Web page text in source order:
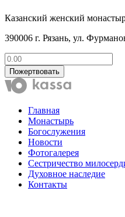
Казанский женский
390006 г. Рязань, ул.
Пожертвовать
Главная
Монастырь
Богослужения
Новости
Фотогалерея
Сестричество
Духовное наследие
Контакты